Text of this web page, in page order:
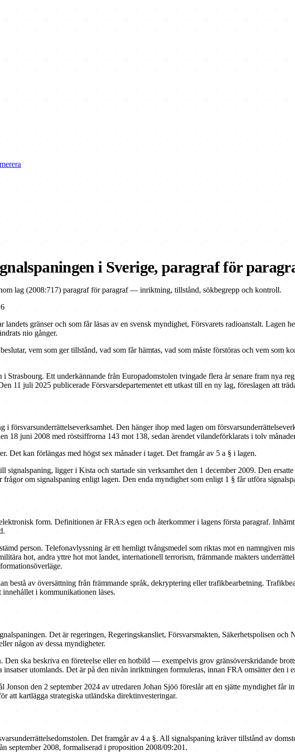
i Sverige, paragraf för
lag (2008:717) paragraf för paragraf — inriktning, tillstånd, sökbegrepp och kontroll.
landets gränser och som får läsas av en svensk myndighet, Försvarets radioanstalt.
nio gånger.
vem som ger tillstånd, vad som får hämtas, vad som måste förstöras och vem som
Ett underkännande från Europadomstolen tvingade flera år senare fram nya
11 juli 2025 publicerade Försvarsdepartementet ett utkast till en ny lag, föreslagen att
i försvarsunderrättelseverksamhet. Den hänger ihop med lagen om
18 juni 2008 med röstsiffrorna 143 mot 138, sedan ärendet vilandeförklarats i tolv
Det kan förlängas med högst sex månader i taget. Det framgår av 5 a § i lagen.
signalspaning, ligger i Kista och startade sin verksamhet den 1 december 2009. Den
om signalspaning enligt lagen. Den enda myndighet som enligt 1 § får utföra
form. Definitionen är FRA:s egen och återkommer i lagens första paragraf.
person. Telefonavlyssning är ett hemligt tvångsmedel som riktas mot en namngiven
hot, andra yttre hot mot landet, internationell terrorism, främmande makters
bestå av översättning från främmande språk, dekryptering eller trafikbearbetning.
innehållet i kommunikationen läses.
Det är regeringen, Regeringskansliet, Försvarsmakten, Säkerhetspolisen
någon av dessa myndigheter.
Den ska beskriva en företeelse eller en hotbild — exempelvis grov gränsöverskridande
utomlands. Det är på den nivån inriktningen formuleras, innan FRA omsätter den i
den 2 september 2024 av utredaren Johan Sjöö föreslår att en sjätte myndighet får
att kartlägga strategiska utländska direktinvesteringar.
Det framgår av 4 a §. All signalspaning kräver tillstånd av
september 2008, formaliserad i proposition 2008/09:201.